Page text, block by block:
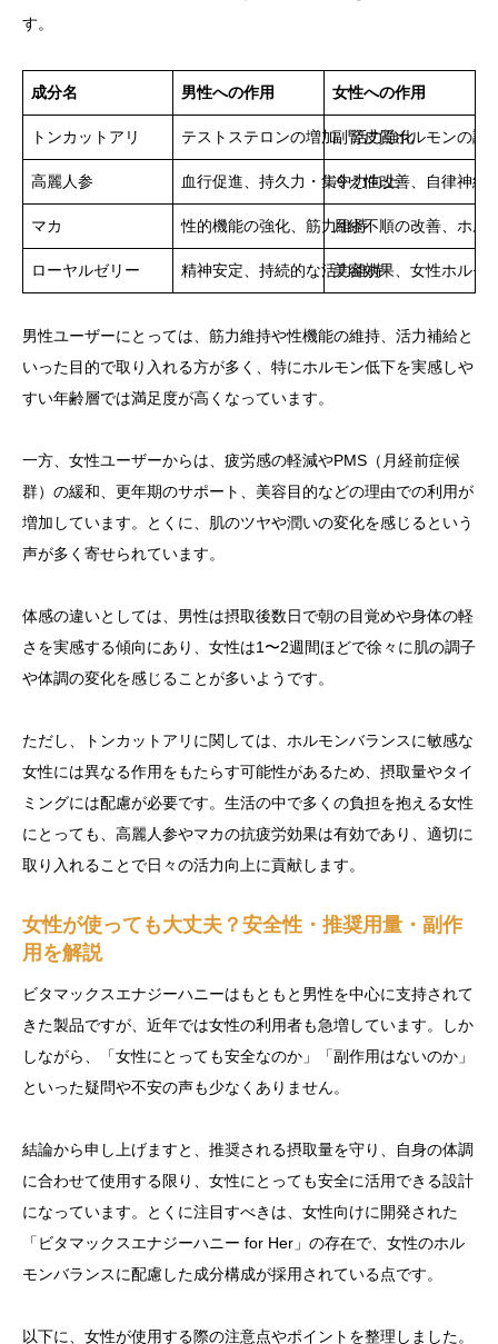
す。
成分名 男性への作用 女性への作用
トンカットアリ テストステロンの増加、活力強化
副腎皮質ホルモンの調
高麗人参 血行促進、持久力・集中力向上冷え性改善、自律神経
マカ 性的機能の強化、筋力維持月経不順の改善、ホル
ローヤルゼリー 精神安定、持続的な活力維持美容効果、女性ホルモ
男性ユーザーにとっては、筋力維持や性機能の維持、活力補給と
いった目的で取り入れる方が多く、特にホルモン低下を実感しや
すい年齢層では満足度が高くなっています。
一方、女性ユーザーからは、疲労感の軽減やPMS（月経前症候
群）の緩和、更年期のサポート、美容目的などの理由での利用が
増加しています。とくに、肌のツヤや潤いの変化を感じるという
声が多く寄せられています。
体感の違いとしては、男性は摂取後数日で朝の目覚めや身体の軽
さを実感する傾向にあり、女性は1〜2週間ほどで徐々に肌の調子
や体調の変化を感じることが多いようです。
ただし、トンカットアリに関しては、ホルモンバランスに敏感な
女性には異なる作用をもたらす可能性があるため、摂取量やタイ
ミングには配慮が必要です。生活の中で多くの負担を抱える女性
にとっても、高麗人参やマカの抗疲労効果は有効であり、適切に
取り入れることで日々の活力向上に貢献します。
女性が使っても大丈夫？安全性・推奨用量・副作
用を解説
ビタマックスエナジーハニーはもともと男性を中心に支持されて
きた製品ですが、近年では女性の利用者も急増しています。しか
しながら、「女性にとっても安全なのか」「副作用はないのか」
といった疑問や不安の声も少なくありません。
結論から申し上げますと、推奨される摂取量を守り、自身の体調
に合わせて使用する限り、女性にとっても安全に活用できる設計
になっています。とくに注目すべきは、女性向けに開発された
「ビタマックスエナジーハニー for Her」の存在で、女性のホル
モンバランスに配慮した成分構成が採用されている点です。
以下に、女性が使用する際の注意点やポイントを整理しました。